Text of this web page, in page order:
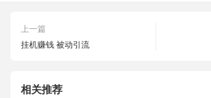
上一篇
挂机赚钱 被动引流
相关推荐